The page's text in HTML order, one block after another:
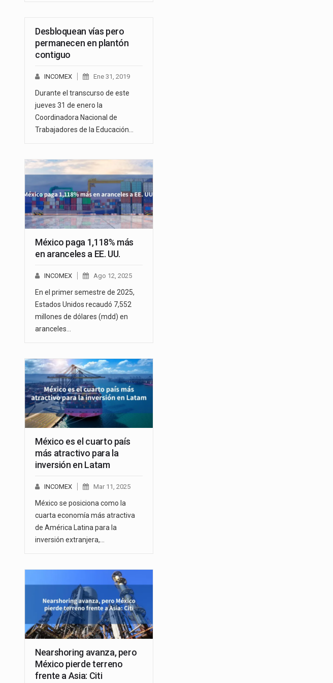
Desbloquean vías pero
permanecen en plantón
contiguo
INCOMEX Ene 31, 2019
Durante el transcurso de este
jueves 31 de enero la
Coordinadora Nacional de
Trabajadores de la Educación…
México paga 1,118% más
en aranceles a EE. UU.
INCOMEX Ago 12, 2025
En el primer semestre de 2025,
Estados Unidos recaudó 7,552
millones de dólares (mdd) en
aranceles…
México es el cuarto país
más atractivo para la
inversión en Latam
INCOMEX Mar 11, 2025
México se posiciona como la
cuarta economía más atractiva
de América Latina para la
inversión extranjera,…
Nearshoring avanza, pero
México pierde terreno
frente a Asia: Citi